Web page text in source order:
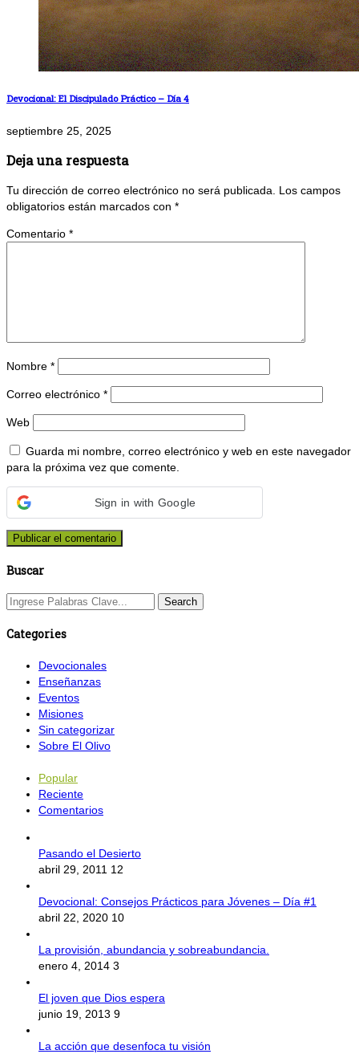
Devocional: El Discipulado Práctico – Día 4
septiembre 25, 2025
Deja una respuesta
Tu dirección de correo electrónico no será publicada.
Los campos
obligatorios están marcados con *
Comentario *
Nombre *
Correo electrónico *
Web
Guarda mi nombre, correo electrónico y web en este navegador
para la próxima vez que comente.
Sign in with Google
Buscar
Categories
Devocionales
Enseñanzas
Eventos
Misiones
Sin categorizar
Sobre El Olivo
Popular
Reciente
Comentarios
Pasando el Desierto
abril 29, 2011 12
Devocional: Consejos Prácticos para Jóvenes – Día #1
abril 22, 2020 10
La provisión, abundancia y sobreabundancia.
enero 4, 2014 3
El joven que Dios espera
junio 19, 2013 9
La acción que desenfoca tu visión